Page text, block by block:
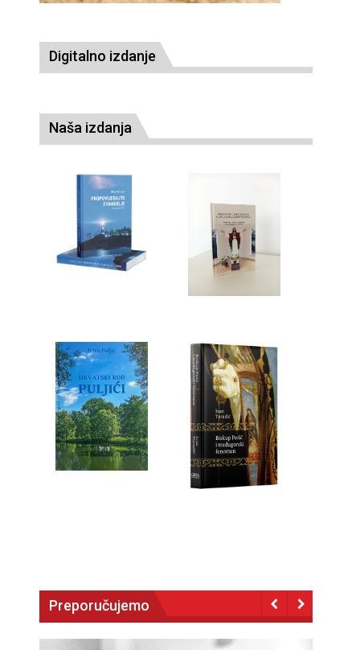
Digitalno izdanje
Naša izdanja
Preporučujemo